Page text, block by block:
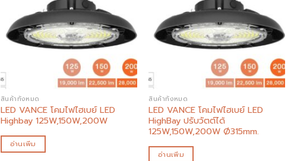
wishlist
สินค้าทั้งหมด
LED VANCE โคมไฟไฮเบย์ LED
Highbay 125W,150W,200W
อ่านเพิ่ม
wishlist
สินค้าทั้งหมด
LED VANCE โคมไฟไฮเบย์ LED
HighBay ปรับวัตต์ได้
125W,150W,200W Ø315mm.
อ่านเพิ่ม